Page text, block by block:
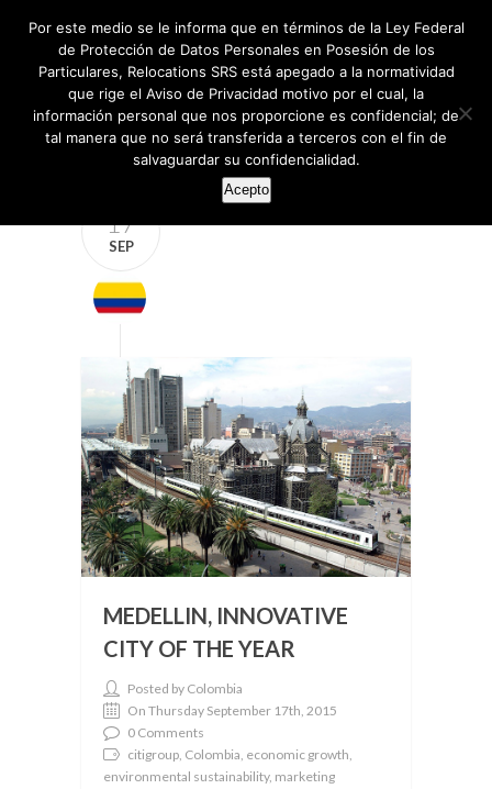
17
SEP
MEDELLIN, INNOVATIVE
CITY OF THE YEAR
Posted by Colombia
On Thursday September 17th, 2015
0 Comments
citigroup, Colombia, economic growth,
environmental sustainability, marketing
Por este medio se le informa que en términos de la Ley Federal
de Protección de Datos Personales en Posesión de los
Particulares, Relocations SRS está apegado a la normatividad
que rige el Aviso de Privacidad motivo por el cual, la
información personal que nos proporcione es confidencial; de
tal manera que no será transferida a terceros con el fin de
salvaguardar su confidencialidad.
Acepto